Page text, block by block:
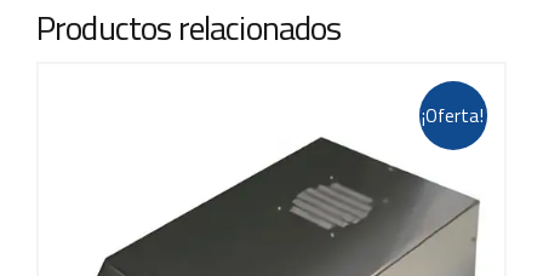
Productos relacionados
¡Oferta!